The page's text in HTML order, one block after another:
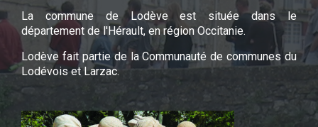
La commune de Lodève est située dans le
département de l'Hérault, en région Occitanie.
Lodève fait partie de la Communauté de communes du
Lodévois et Larzac.